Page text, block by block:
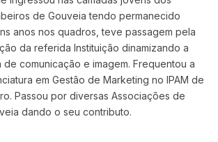
de Gouveia tendo permanecido
anos nos quadros, teve passagem pela
da referida Instituição dinamizando a
de comunicação e imagem. Frequentou a
em Gestão de Marketing no IPAM de
Passou por diversas Associações de
dando o seu contributo.